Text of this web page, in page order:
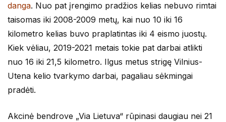
danga. Nuo pat įrengimo pradžios kelias nebuvo rimtai
taisomas iki 2008-2009 metų, kai nuo 10 iki 16
kilometro kelias buvo praplatintas iki 4 eismo juostų.
Kiek vėliau, 2019-2021 metais tokie pat darbai atlikti
nuo 16 iki 21,5 kilometro. Ilgus metus strigę Vilnius-
Utena kelio tvarkymo darbai, pagaliau sėkmingai
pradėti.
Akcinė bendrove „Via Lietuva“ rūpinasi daugiau nei 21